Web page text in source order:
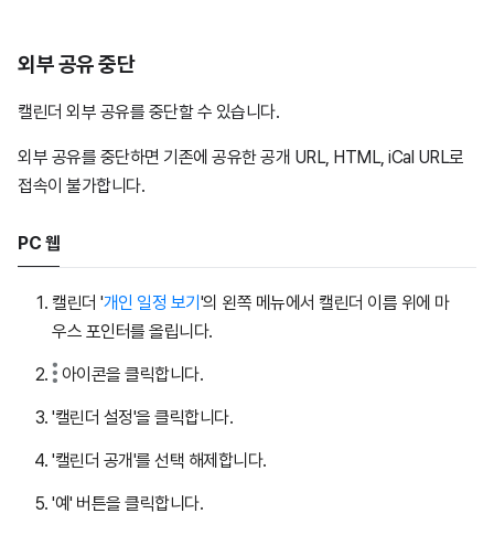
외부 공유 중단
캘린더 외부 공유를 중단할 수 있습니다.
외부 공유를 중단하면 기존에 공유한 공개 URL, HTML, iCal URL로
접속이 불가합니다.
PC 웹
캘린더 '개인 일정 보기'의 왼쪽 메뉴에서 캘린더 이름 위에 마
우스 포인터를 올립니다.
아이콘을 클릭합니다.
'캘린더 설정'을 클릭합니다.
'캘린더 공개'를 선택 해제합니다.
'예' 버튼을 클릭합니다.